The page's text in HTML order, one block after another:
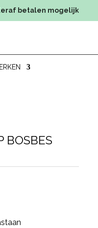
betalen mogelijk
BOSBES